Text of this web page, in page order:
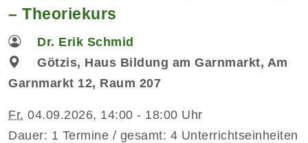
– Theoriekurs
Dr. Erik Schmid
Götzis, Haus Bildung am Garnmarkt, Am
Garnmarkt 12, Raum 207
Fr. 04.09.2026, 14:00 - 18:00 Uhr
Dauer: 1 Termine / gesamt: 4 Unterrichtseinheiten